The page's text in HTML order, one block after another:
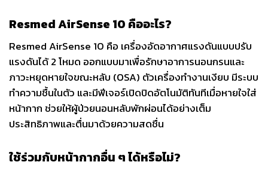
Resmed AirSense 10 คืออะไร?
Resmed AirSense 10 คือ เครื่องอัดอากาศแรงดันแบบปรับ
แรงดันได้ 2 โหมด ออกแบบมาเพื่อรักษาอาการนอนกรนและ
ภาวะหยุดหายใจขณะหลับ (OSA) ตัวเครื่องทำงานเงียบ มีระบบ
ทำความชื้นในตัว และมีฟีเจอร์เปิดปิดอัตโนมัติทันทีเมื่อหายใจใส่
หน้ากาก ช่วยให้ผู้ป่วยนอนหลับพักผ่อนได้อย่างเต็ม
ประสิทธิภาพและตื่นมาด้วยความสดชื่น
ใช้ร่วมกับหน้ากากอื่น ๆ ได้หรือไม่?